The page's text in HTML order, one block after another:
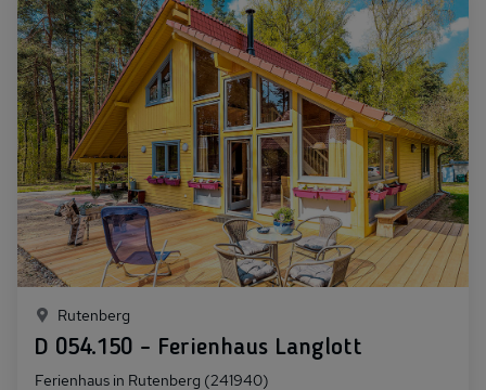
Rutenberg
D 054.150 - Ferienhaus Langlott
Ferienhaus in Rutenberg (241940)